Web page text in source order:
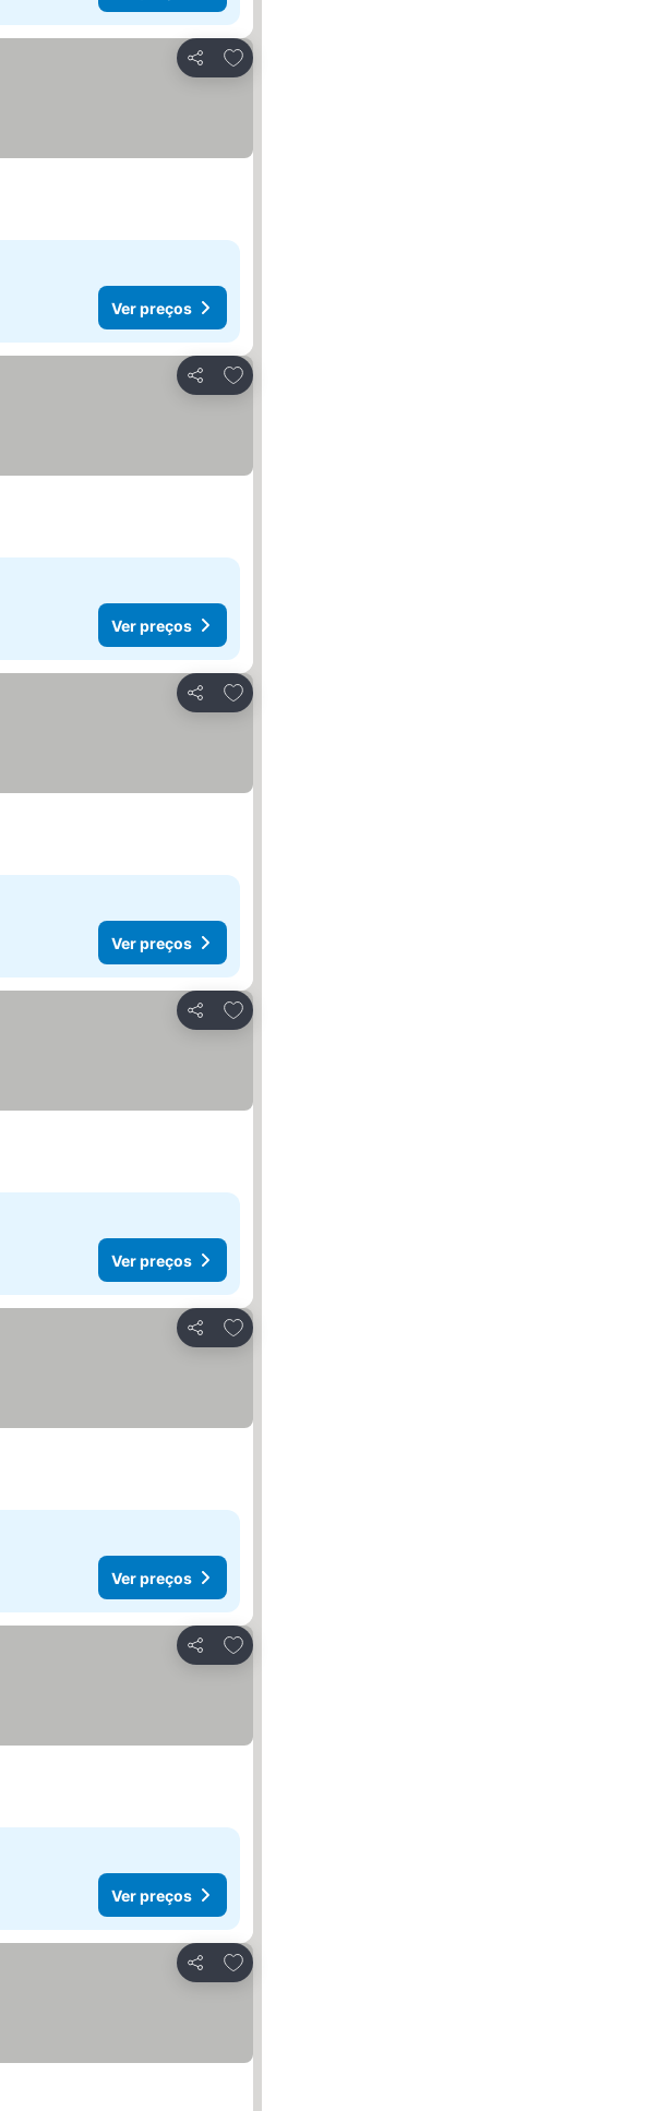
Partilhar
Adicionar aos favoritos
Ver preços
Partilhar
Adicionar aos favoritos
Ver preços
Partilhar
Adicionar aos favoritos
Ver preços
Partilhar
Adicionar aos favoritos
Ver preços
Partilhar
Adicionar aos favoritos
Ver preços
Partilhar
Adicionar aos favoritos
Ver preços
Partilhar
Adicionar aos favoritos